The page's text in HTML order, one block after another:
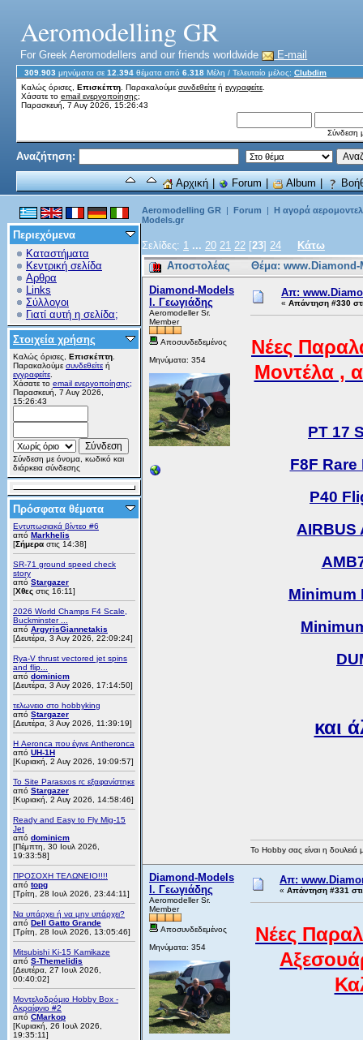
Aeromodelling GR
For Greek Aeromodellers and our friends worldwide E-mail
309.903 μηνύματα σε 12.394 θέματα από 6.318 Μέλη / Τελευταίο μέλος: Clubdim
Καλώς όρισες, Επισκέπτη . Παρακαλούμε συνδεθείτε ή εγγραφείτε
Χάσατε το email ενεργοποίησης;
Παρασκευή, 7 Αυγ 2026, 15:26:43
Σύνδεση
Αναζήτηση:
Αρχική| Forum| Album|
Περιεχόμενα
Καταστήματα
Κεντρική σελίδα
Αρθρα
Links
Σύλλογοι
Γιατί αυτή η σελίδα;
Στοιχεία χρήσης
Καλώς όρισες, Επισκέπτη
Παρακαλούμε συνδεθείτε ή
εγγραφείτε
Χάσατε το email ενεργοποίησης;
Παρασκευή, 7 Αυγ 2026,
15:26:43
Σύνδεση με όνομα, κωδικό και
διάρκεια σύνδεσης
Πρόσφατα θέματα
Εντυπωσιακά βίντεο #6
από Markhelis
[Σήμερα στις 14:38]
SR-71 ground speed check
story
από Stargazer
[Χθες στις 16:11]
2026 World Champs F4 Scale,
Buckminster ...
από ArgyrisGiannetakis
[Δευτέρα, 3 Αυγ 2026, 22:09:24]
Rya-V thrust vectored jet spins
and flip...
από dominicm
[Δευτέρα, 3 Αυγ 2026, 17:14:50]
τελωνειο στο hobbyking
από Stargazer
[Δευτέρα, 3 Αυγ 2026, 11:39:19]
Η Aeronca που έγινε Antheronca
από UH-1H
[Κυριακή, 2 Αυγ 2026, 19:09:57]
Το Site Parasxos rc εξαφανίστηκε
από Stargazer
[Κυριακή, 2 Αυγ 2026, 14:58:46]
Ready and Easy to Fly Mig-15
Jet
από dominicm
[Πέμπτη, 30 Ιουλ 2026,
19:33:58]
ΠΡΟΣΟΧΗ ΤΕΛΩΝΕΙΟ!!!!
από topg
[Τρίτη, 28 Ιουλ 2026, 23:44:11]
Να υπάρχει ή να μην υπάρχει?
από Dell Gatto Grande
[Τρίτη, 28 Ιουλ 2026, 13:05:46]
Mitsubishi Ki-15 Kamikaze
από S-Themelidis
[Δευτέρα, 27 Ιουλ 2026,
00:40:02]
Μοντελοδρόμιο Hobby Box -
Ακραίφνιο #2
από CMarkop
[Κυριακή, 26 Ιουλ 2026,
19:35:11]
Aeromodelling GR | Forum | Η αγορά
Models.gr
Σελίδες: 1 ... 20 21 22 [23] 24
Κάτω
Αποστολέας
Θέμα:
Diamond-Models
Ι. Γεωγιάδης
Aeromodeller Sr.
Member
Αποσυνδεδεμένος
Μηνύματα: 354
Απ:
« Απάντηση #330
Νέες
Μοντέλα ,
PT 17
F8F
P40
AIRBUS
Minimum
και
Το Hobby σας είναι η δουλειά
Diamond-Models
Ι. Γεωγιάδης
Aeromodeller Sr.
Member
Αποσυνδεδεμένος
Μηνύματα: 354
Απ:
« Απάντηση #331
Νέες